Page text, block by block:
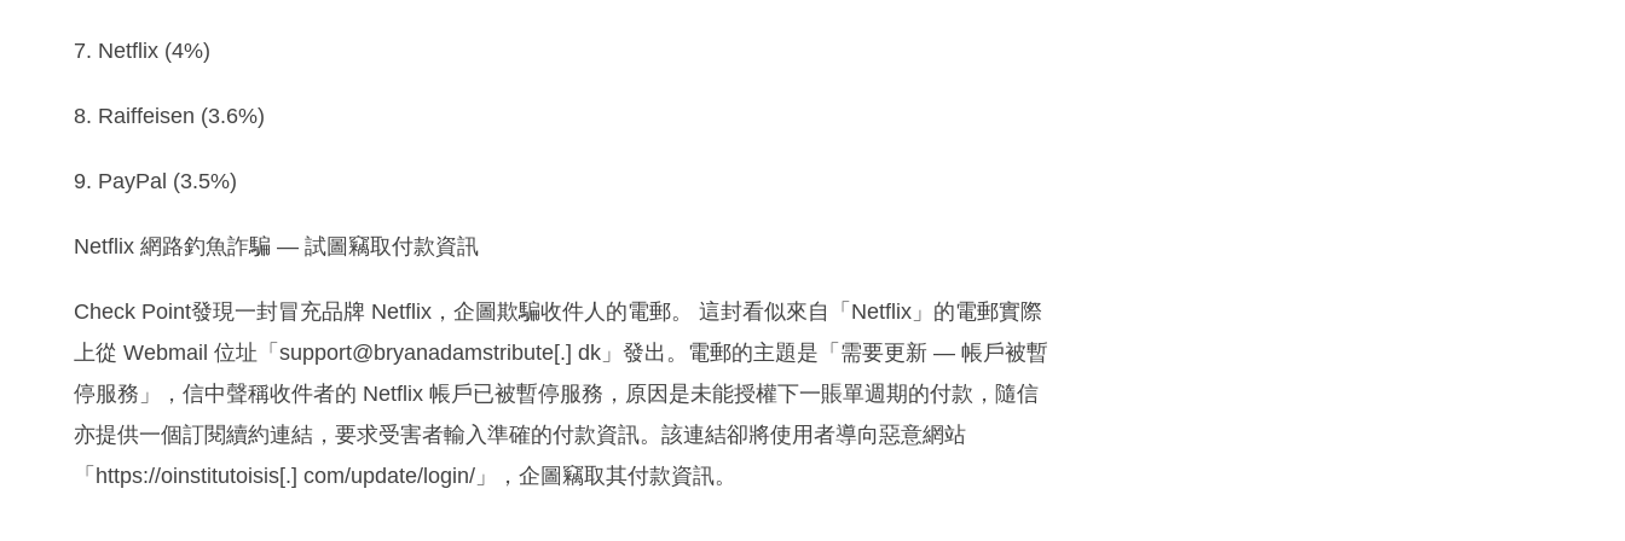
7. Netflix (4%)
8. Raiffeisen (3.6%)
9. PayPal (3.5%)
Netflix 網路釣魚詐騙 — 試圖竊取付款資訊
Check Point發現一封冒充品牌 Netflix，企圖欺騙收件人的電郵。 這封看似來自「Netflix」的電郵實際
上從 Webmail 位址「support@bryanadamstribute[.] dk」發出。電郵的主題是「需要更新 — 帳戶被暫
停服務」，信中聲稱收件者的 Netflix 帳戶已被暫停服務，原因是未能授權下一賬單週期的付款，隨信
亦提供一個訂閱續約連結，要求受害者輸入準確的付款資訊。該連結卻將使用者導向惡意網站
「https://oinstitutoisis[.] com/update/login/」，企圖竊取其付款資訊。